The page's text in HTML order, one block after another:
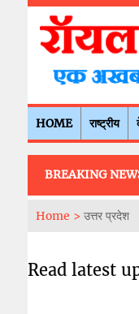
HOME राष्ट्रीय
BREAKING
Home > उत्तर प्रदेश
Read latest